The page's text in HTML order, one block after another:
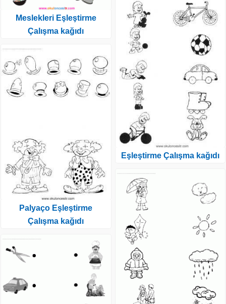
Meslekleri Eşleştirme
Çalışma kağıdı
Palyaço Eşleştirme
Çalışma kağıdı
Eşleştirme Çalışma kağıdı